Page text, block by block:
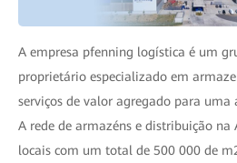
A empresa pfenning logística é um
proprietário especializado em
serviços de valor agregado para
A rede de armazéns e distribuição
locais com um total de 500 000 de